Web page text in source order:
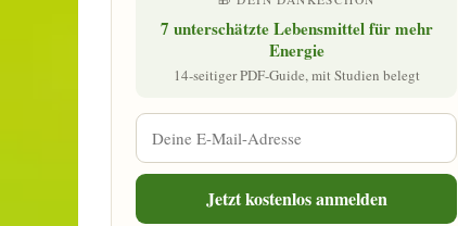
7 unterschätzte Lebensmittel für mehr
Energie
14-seitiger PDF-Guide, mit Studien belegt
Jetzt kostenlos anmelden